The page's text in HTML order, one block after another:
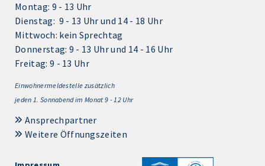
Montag: 9 - 13 Uhr
Dienstag: 9 - 13 Uhr und 14 - 18 Uhr
Mittwoch: kein Sprechtag
Donnerstag: 9 - 13 Uhr und 14 - 16 Uhr
Freitag: 9 - 13 Uhr
Einwohnermeldestelle zusätzlich
jeden 1. Sonnabend im Monat 9 - 12 Uhr
Ansprechpartner
Weitere Öffnungszeiten